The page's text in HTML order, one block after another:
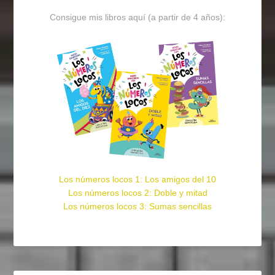
Consigue mis libros aquí (a partir de 4 años):
Los números locos 1: Los amigos del 10
Los números locos 2: Doble y mitad
Los números locos 3: Sumas sencillas